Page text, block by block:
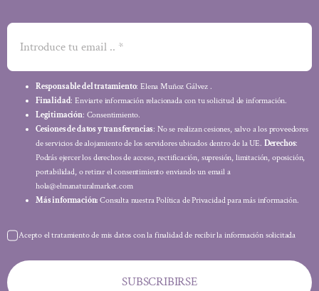
Responsable del tratamiento: Elena Muñoz Gálvez .
Finalidad: Enviarte información relacionada con tu solicitud de información.
Legitimación: Consentimiento.
Cesiones de datos y transferencias: No se realizan cesiones, salvo a los proveedores
de servicios de alojamiento de los servidores ubicados dentro de la UE. Derechos:
Podrás ejercer los derechos de acceso, rectificación, supresión, limitación, oposición,
portabilidad, o retirar el consentimiento enviando un email a
hola@elmanaturalmarket.com
Más información: Consulta nuestra Política de Privacidad para más información.
Acepto el tratamiento de mis datos con la finalidad de recibir la información solicitada
SUBSCRIBIRSE